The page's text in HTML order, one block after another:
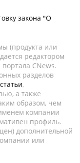
закона "О
(продукта или
редактором
CNews.
разделов
статьи,
а также
образом, чем
компании
профиль.
дополнительной
или